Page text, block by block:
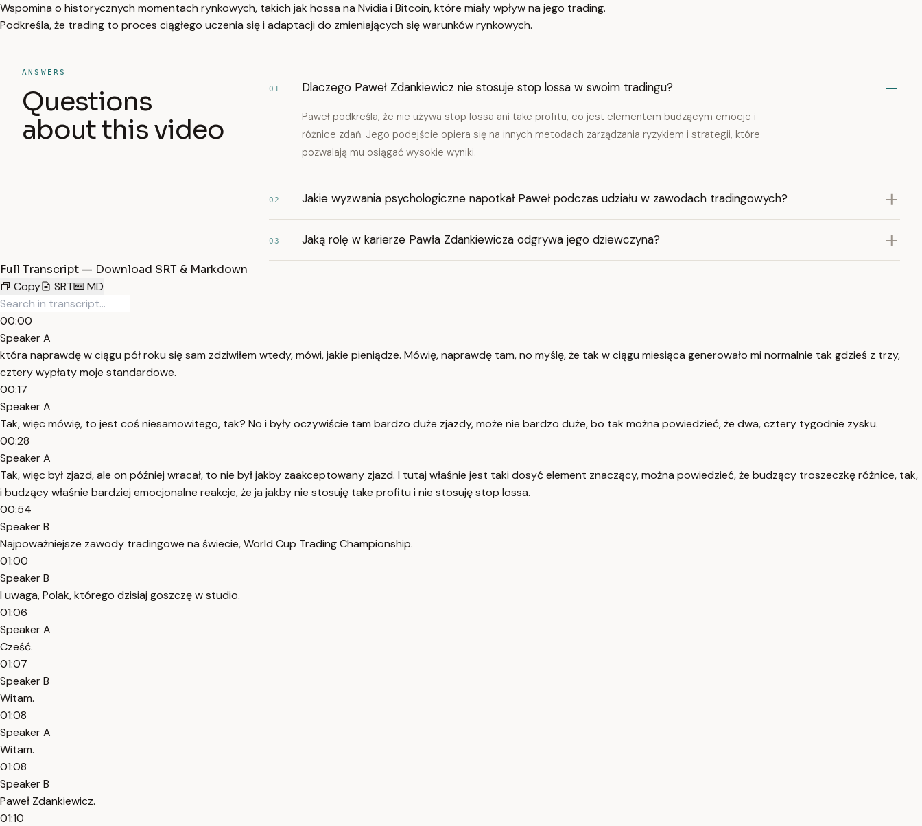
Wspomina o historycznych momentach rynkowych, takich jak hossa na Nvidia i Bitcoin, które miały wpływ na jego trading.
Podkreśla, że trading to proces ciągłego uczenia się i adaptacji do zmieniających się warunków rynkowych.
ANSWERS
Questions
about this video
01 Dlaczego Paweł Zdankiewicz nie stosuje stop lossa w swoim tradingu?
Paweł podkreśla, że nie używa stop lossa ani take profitu, co jest elementem budzącym emocje i
różnice zdań. Jego podejście opiera się na innych metodach zarządzania ryzykiem i strategii, które
pozwalają mu osiągać wysokie wyniki.
02 Jakie wyzwania psychologiczne napotkał Paweł podczas udziału w zawodach tradingowych?
03 Jaką rolę w karierze Pawła Zdankiewicza odgrywa jego dziewczyna?
Full Transcript — Download SRT & Markdown
Copy
SRT MD
00:00
Speaker A
która naprawdę w ciągu pół roku się sam zdziwiłem wtedy, mówi, jakie pieniądze. Mówię, naprawdę tam, no myślę, że tak w ciągu miesiąca generowało mi normalnie tak gdzieś z trzy,
cztery wypłaty moje standardowe.
00:17
Speaker A
Tak, więc mówię, to jest coś niesamowitego, tak? No i były oczywiście tam bardzo duże zjazdy, może nie bardzo duże, bo tak można powiedzieć, że dwa, cztery tygodnie zysku.
00:28
Speaker A
Tak, więc był zjazd, ale on później wracał, to nie był jakby zaakceptowany zjazd. I tutaj właśnie jest taki dosyć element znaczący, można powiedzieć, że budzący troszeczkę różnice, tak,
i budzący właśnie bardziej emocjonalne reakcje, że ja jakby nie stosuję take profitu i nie stosuję stop lossa.
00:54
Speaker B
Najpoważniejsze zawody tradingowe na świecie, World Cup Trading Championship.
01:00
Speaker B
I uwaga, Polak, którego dzisiaj goszczę w studio.
01:06
Speaker A
Cześć.
01:07
Speaker B
Witam.
01:08
Speaker A
Witam.
01:08
Speaker B
Paweł Zdankiewicz.
01:10